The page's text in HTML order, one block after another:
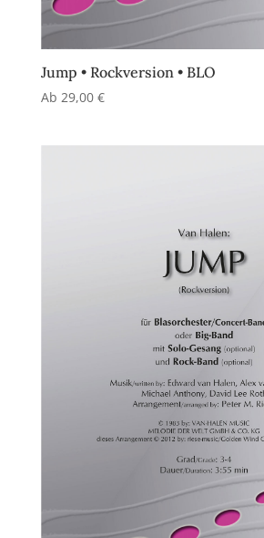
Jump • Rockversion • BLO
Ab 29,00 €